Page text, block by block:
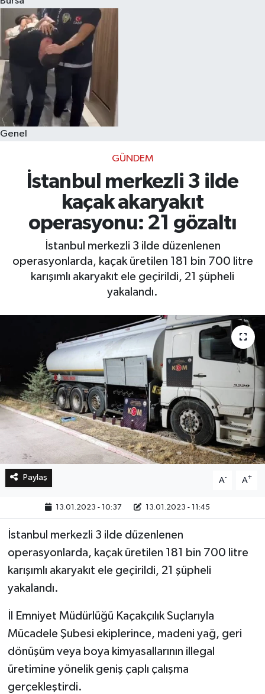
Genel
GÜNDEM
İstanbul merkezli 3 ilde
kaçak akaryakıt
operasyonu: 21 gözaltı
İstanbul merkezli 3 ilde düzenlenen
operasyonlarda, kaçak üretilen 181 bin 700 litre
karışımlı akaryakıt ele geçirildi, 21 şüpheli
yakalandı.
Paylaş A- A+
13.01.2023 - 10:37 13.01.2023 - 11:45
İstanbul merkezli 3 ilde düzenlenen
operasyonlarda, kaçak üretilen 181 bin 700 litre
karışımlı akaryakıt ele geçirildi, 21 şüpheli
yakalandı.
İl Emniyet Müdürlüğü Kaçakçılık Suçlarıyla
Mücadele Şubesi ekiplerince, madeni yağ, geri
dönüşüm veya boya kimyasallarının illegal
üretimine yönelik geniş çaplı çalışma
gerçekleştirdi.
Eğitim
Sağlık
Magazin
Kültür & Sanat
Teknoloji
Bilim
Genel